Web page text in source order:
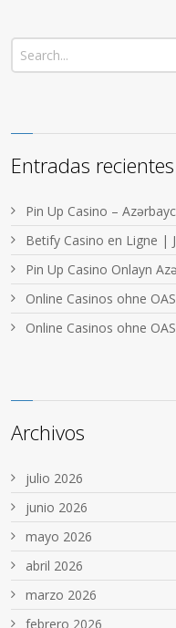
Entradas recientes
Pin Up Casino –
Betify Casino en Ligne |
Pin Up Casino Onlayn
Online Casinos ohne
Online Casinos ohne
Archivos
julio 2026
junio 2026
mayo 2026
abril 2026
marzo 2026
febrero 2026